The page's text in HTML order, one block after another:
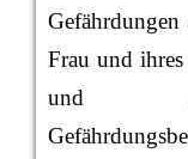
Frau und ihres
und